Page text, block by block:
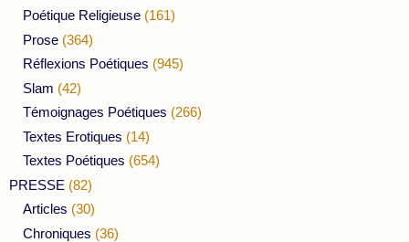
Poétique Religieuse (161)
Prose (364)
Réflexions Poétiques (945)
Slam (42)
Témoignages Poétiques (266)
Textes Erotiques (14)
Textes Poétiques (654)
PRESSE (82)
Articles (30)
Chroniques (36)